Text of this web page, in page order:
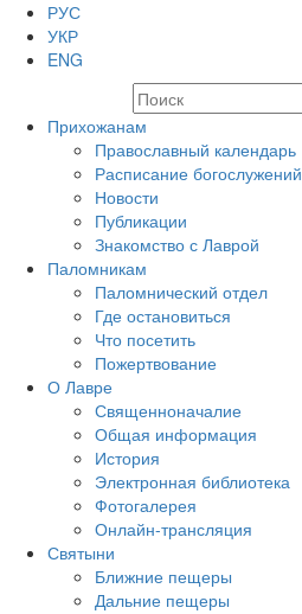
РУС
УКР
ENG
Прихожанам
Православный календарь
Расписание богослужений
Новости
Публикации
Знакомство с Лаврой
Паломникам
Паломнический отдел
Где остановиться
Что посетить
Пожертвование
О Лавре
Священноначалие
Общая информация
История
Электронная библиотека
Фотогалерея
Онлайн-трансляция
Святыни
Ближние пещеры
Дальние пещеры